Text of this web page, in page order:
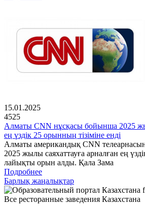
15.01.2025
4525
Алматы CNN нұсқасы бойынша 2025
ең үздік 25 орынның тізіміне енді
Алматы американдық CNN
2025 жылы саяхаттауға арналған ең
лайықты орын алды. Қала Зама
Подробнее
Барлық жаңалықтар
Все ресторанные заведения Казахстана